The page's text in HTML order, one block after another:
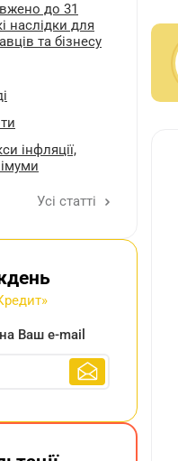
до 31
наслідки для
та бізнесу
інфляції,
Усі статті
Ваш e-mail